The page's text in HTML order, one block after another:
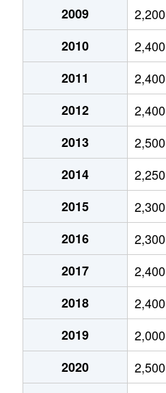
2,800万円
12,000万円
小曾木
3,000万円
河辺町
2,800万円
河辺町
3,600万円
河辺町
3,900万円
河辺町
3,800万円
河辺町
3,000万円
河辺町
3,700万円
河辺町
3,000万円
2009
2,200
2010
2,400
2011
2,400
2012
2,400
2013
2,500
2014
2,250
2015
2,300
2016
2,300
2017
2,400
2018
2,400
2019
2,000
2020
2,500